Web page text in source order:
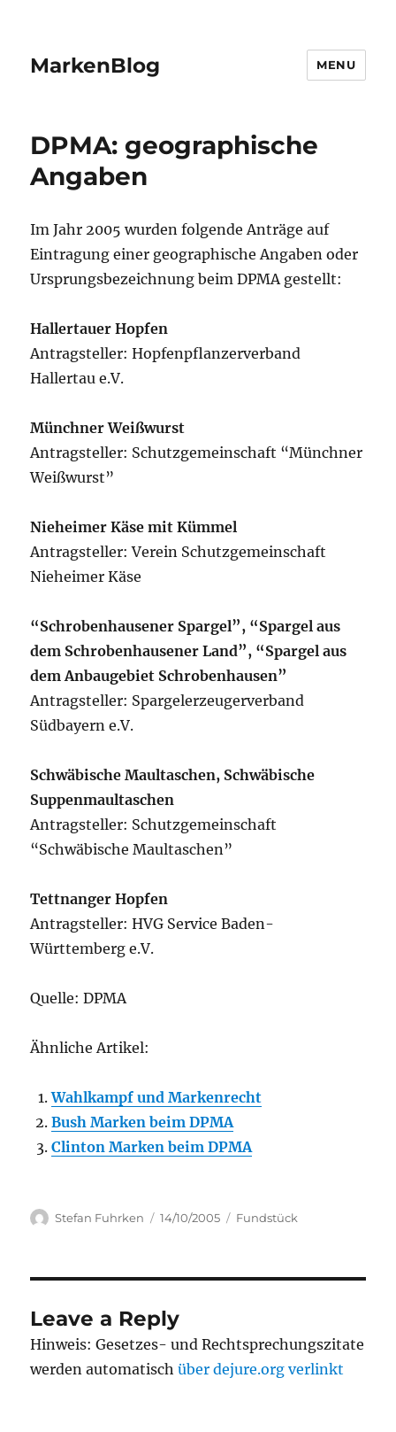
MarkenBlog MENU
DPMA: geographische
Angaben
Im Jahr 2005 wurden folgende Anträge auf
Eintragung einer geographische Angaben oder
Ursprungsbezeichnung beim DPMA gestellt:
Hallertauer Hopfen
Antragsteller: Hopfenpflanzerverband
Hallertau e.V.
Münchner Weißwurst
Antragsteller: Schutzgemeinschaft “Münchner
Weißwurst”
Nieheimer Käse mit Kümmel
Antragsteller: Verein Schutzgemeinschaft
Nieheimer Käse
“Schrobenhausener Spargel”, “Spargel aus
dem Schrobenhausener Land”, “Spargel aus
dem Anbaugebiet Schrobenhausen”
Antragsteller: Spargelerzeugerverband
Südbayern e.V.
Schwäbische Maultaschen, Schwäbische
Suppenmaultaschen
Antragsteller: Schutzgemeinschaft
“Schwäbische Maultaschen”
Tettnanger Hopfen
Antragsteller: HVG Service Baden-
Württemberg e.V.
Quelle: DPMA
Ähnliche Artikel:
Wahlkampf und Markenrecht
Bush Marken beim DPMA
Clinton Marken beim DPMA
Author
Stefan Fuhrken
Posted
14/10/2005 Categories
Fundstück
Leave a Reply
Hinweis: Gesetzes- und Rechtsprechungszitate
werden automatischüber dejure.org verlinkt